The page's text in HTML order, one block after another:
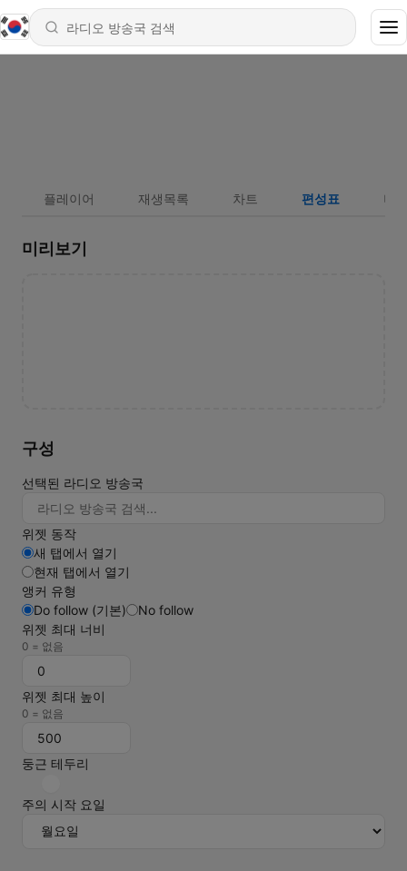
플레이어 재생목록 차트 편성표 버
미리보기
구성
선택된 라디오 방송국
위젯 동작
새 탭에서 열기
현재 탭에서 열기
앵커 유형
Do follow (기본)
No follow
위젯 최대 너비
0 = 없음
위젯 최대 높이
0 = 없음
둥근 테두리
주의 시작 요일